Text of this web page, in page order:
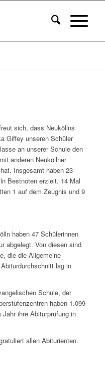
sich, dass Neuköllns
Giffey unseren Schüler
an unserer Schule den
anderen Neuköllner
Insgesamt haben 23
Bestnoten erzielt. 14 Mal
1 auf dem Zeugnis und 9
haben 47 Schülerinnen
abgelegt. Von diesen sind
die die Allgemeine
lag in
Schule, der
haben 1.099
ihre Abiturprüfung in
allen Abiturienten.